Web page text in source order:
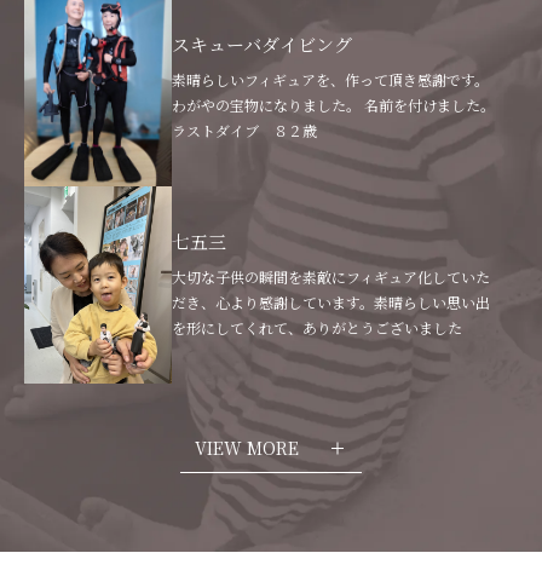
スキューバダイビング
素晴らしいフィギュアを、作って頂き感謝です。
わがやの宝物になりました。 名前を付けました。
ラストダイブ ８２歳
七五三
大切な子供の瞬間を素敵にフィギュア化していた
だき、心より感謝しています。素晴らしい思い出
を形にしてくれて、ありがとうございました
VIEW MORE